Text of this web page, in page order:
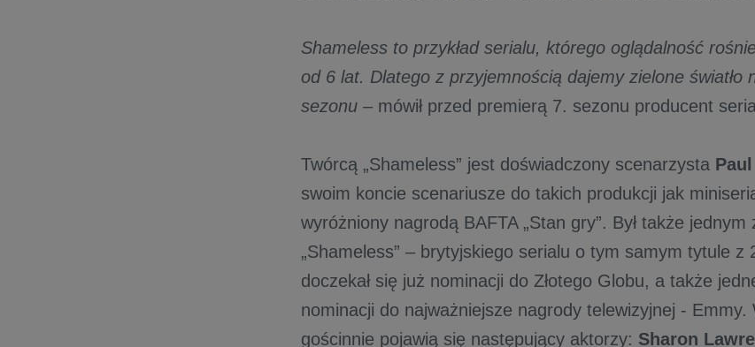
Shameless to przykład serialu, którego oglądalność
od 6 lat. Dlatego z przyjemnością dajemy zielone światło
sezonu – mówił przed premierą 7. sezonu producent
Twórcą „Shameless” jest doświadczony scenarzysta
swoim koncie scenariusze do takich produkcji jak
wyróżniony nagrodą BAFTA „Stan gry”. Był także
„Shameless” – brytyjskiego serialu o tym samym tytule z
doczekał się już nominacji do Złotego Globu, a także
nominacji do najważniejsze nagrody telewizyjnej - Emmy.
gościnnie pojawią się następujący aktorzy: Sharon